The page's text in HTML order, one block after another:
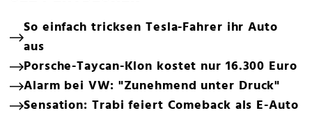
So einfach tricksen Tesla-Fahrer ihr Auto
aus
Porsche-Taycan-Klon kostet nur 16.300 Euro
Alarm bei VW: "Zunehmend unter Druck"
Sensation: Trabi feiert Comeback als E-Auto